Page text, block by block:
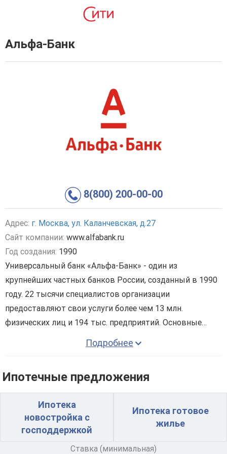
Альфа-Банк
8(800) 200-00-00
Адрес: г. Москва, ул. Каланчевская, д.27
Сайт компании: www.alfabank.ru
Год создания: 1990
Универсальный банк «Альфа-Банк» - один из
крупнейших частных банков России, созданный в 1990
году. 22 тысячи специалистов организации
предоставляют свои услуги более чем 13 млн.
физических лиц и 194 тыс. предприятий. Основные
принципы работы предприятия – свобода, надежность
во всех сферах современной банковской деятельности:
• выдача и обслуживание банковских карт;
• осуществление банковских операций, в том числе
денежных переводов;
• выдача потребительских кредитов;
• депозитарная деятельность;
Подробнее
Ипотечные предложения
Ипотека
новостройка с
господдержкой
Ипотека готовое
жилье
Ставка (минимальная)